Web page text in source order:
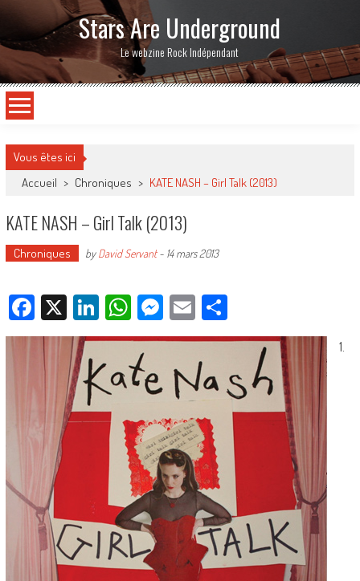
Stars Are Underground
Le webzine Rock Indépendant
Vous êtes ici
Accueil > Chroniques > KATE NASH – Girl Talk (2013)
KATE NASH – Girl Talk (2013)
Chroniques byDavid Servant- 14 mars 2013
Facebook
X LinkedIn
WhatsApp
Messenger
EmailPartager
1.